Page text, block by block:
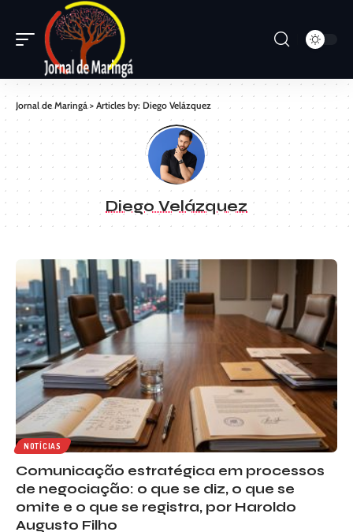
Jornal de Maringá> Articles by: Diego Velázquez
Diego Velázquez
NOTÍCIAS
Comunicação estratégica em processos
de negociação: o que se diz, o que se
omite e o que se registra, por Haroldo
Augusto Filho